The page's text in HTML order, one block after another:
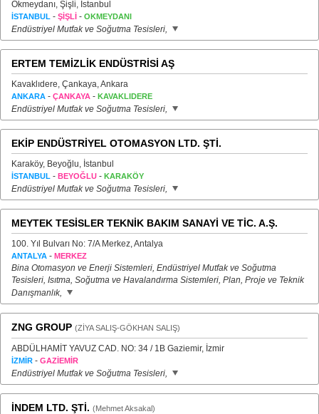
Okmeydanı, Şişli, İstanbul
İSTANBUL - ŞİŞLİ - OKMEYDANI
Endüstriyel Mutfak ve Soğutma Tesisleri,
ERTEM TEMİZLİK ENDÜSTRİSİ AŞ
Kavaklıdere, Çankaya, Ankara
ANKARA - ÇANKAYA - KAVAKLIDERE
Endüstriyel Mutfak ve Soğutma Tesisleri,
EKİP ENDÜSTRİYEL OTOMASYON LTD. ŞTİ.
Karaköy, Beyoğlu, İstanbul
İSTANBUL - BEYOĞLU - KARAKÖY
Endüstriyel Mutfak ve Soğutma Tesisleri,
MEYTEK TESİSLER TEKNİK BAKIM SANAYİ VE TİC. A.Ş.
100. Yıl Bulvarı No: 7/A Merkez, Antalya
ANTALYA - MERKEZ
Bina Otomasyon ve Enerji Sistemleri, Endüstriyel Mutfak ve Soğutma
Tesisleri, Isıtma, Soğutma ve Havalandırma Sistemleri, Plan, Proje ve Teknik
Danışmanlık,
ZNG GROUP (ZİYA SALIŞ-GÖKHAN SALIŞ)
ABDÜLHAMİT YAVUZ CAD. NO: 34 / 1B Gaziemir, İzmir
İZMİR - GAZİEMİR
Endüstriyel Mutfak ve Soğutma Tesisleri,
İNDEM LTD. ŞTİ. (Mehmet Aksakal)